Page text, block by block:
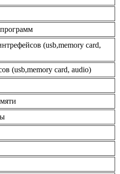
(usb,memory card,
(usb,memory card, audio)